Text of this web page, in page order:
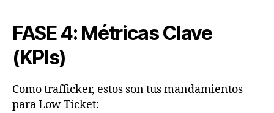
FASE 4: Métricas Clave
(KPIs)
Como trafficker, estos son tus mandamientos
para Low Ticket: